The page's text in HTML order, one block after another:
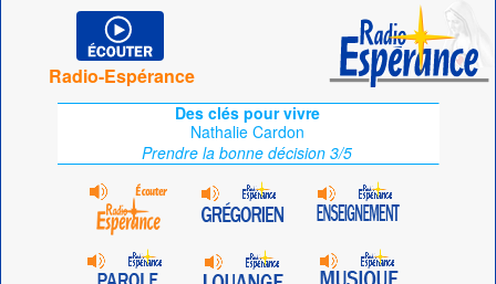
Radio-Espérance
Des clés pour vivre
Nathalie Cardon
Prendre la bonne décision 3/5